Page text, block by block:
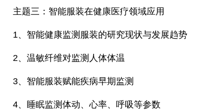
主题三：智能服装在健康医疗领域应用
1、智能健康监测服装的研究现状与发展趋势
2、温敏纤维对监测人体体温
3、智能服装赋能疾病早期监测
4、睡眠监测体动、心率、呼吸等参数